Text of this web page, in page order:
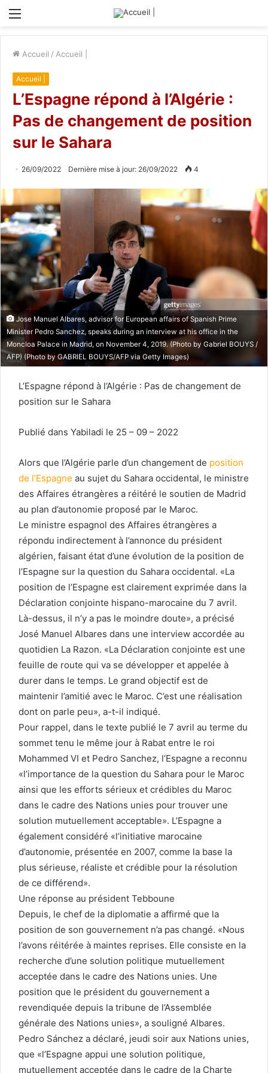
Menu
Accueil / Accueil |
Accueil |
L’Espagne répond à l’Algérie :
Pas de changement de position
sur le Sahara
26/09/2022 Dernière mise à jour: 26/09/2022 4
Jose Manuel Albares, advisor for European affairs of Spanish Prime
Minister Pedro Sanchez, speaks during an interview at his office in the
Moncloa Palace in Madrid, on November 4, 2019. (Photo by Gabriel BOUYS /
AFP) (Photo by GABRIEL BOUYS/AFP via Getty Images)
L’Espagne répond à l’Algérie : Pas de changement de
position sur le Sahara
Publié dans Yabiladi le 25 – 09 – 2022
Alors que l’Algérie parle d’un changement de position
de l’Espagne au sujet du Sahara occidental, le ministre
des Affaires étrangères a réitéré le soutien de Madrid
au plan d’autonomie proposé par le Maroc.
Le ministre espagnol des Affaires étrangères a
répondu indirectement à l’annonce du président
algérien, faisant état d’une évolution de la position de
l’Espagne sur la question du Sahara occidental. «La
position de l’Espagne est clairement exprimée dans la
Déclaration conjointe hispano-marocaine du 7 avril.
Là-dessus, il n’y a pas le moindre doute», a précisé
José Manuel Albares dans une interview accordée au
quotidien La Razon. «La Déclaration conjointe est une
feuille de route qui va se développer et appelée à
durer dans le temps. Le grand objectif est de
maintenir l’amitié avec le Maroc. C’est une réalisation
dont on parle peu», a-t-il indiqué.
Pour rappel, dans le texte publié le 7 avril au terme du
sommet tenu le même jour à Rabat entre le roi
Mohammed VI et Pedro Sanchez, l’Espagne a reconnu
«l’importance de la question du Sahara pour le Maroc
ainsi que les efforts sérieux et crédibles du Maroc
dans le cadre des Nations unies pour trouver une
solution mutuellement acceptable». L’Espagne a
également considéré «l’initiative marocaine
d’autonomie, présentée en 2007, comme la base la
plus sérieuse, réaliste et crédible pour la résolution
de ce différend».
Une réponse au président Tebboune
Depuis, le chef de la diplomatie a affirmé que la
position de son gouvernement n’a pas changé. «Nous
l’avons réitérée à maintes reprises. Elle consiste en la
recherche d’une solution politique mutuellement
acceptée dans le cadre des Nations unies. Une
position que le président du gouvernement a
revendiquée depuis la tribune de l’Assemblée
générale des Nations unies», a souligné Albares.
Pedro Sánchez a déclaré, jeudi soir aux Nations unies,
que «l’Espagne appui une solution politique,
mutuellement acceptée dans le cadre de la Charte